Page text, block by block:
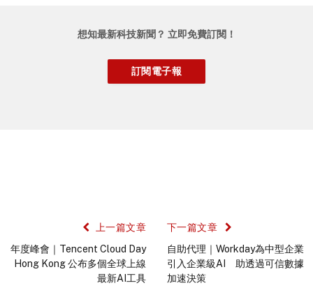
想知最新科技新聞？ 立即免費訂閱！
上一篇文章
年度峰會｜Tencent Cloud Day
Hong Kong 公布多個全球上線
最新AI工具
下一篇文章
自助代理｜Workday為中型企業
引入企業級AI 助透過可信數據
加速決策